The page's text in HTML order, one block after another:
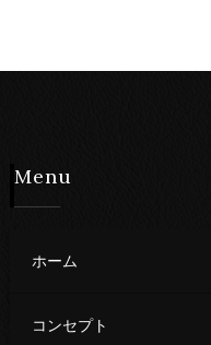
Menu
ホーム
コンセプト